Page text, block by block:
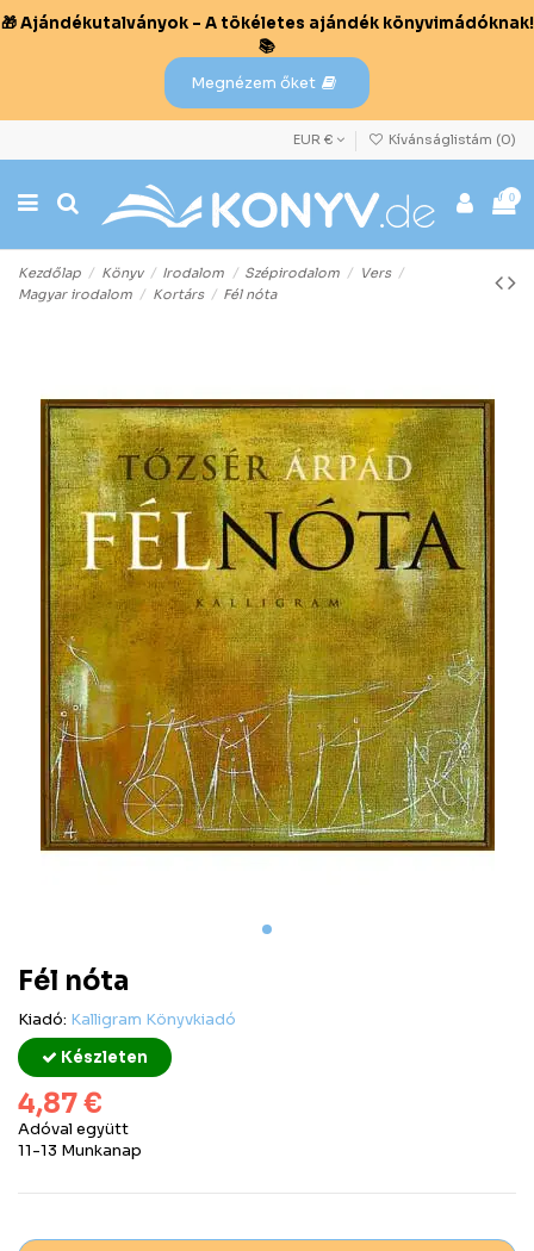
🎁 Ajándékutalványok – A tökéletes ajándék könyvimádóknak!
📚
Megnézem őket
EUR € Kívánságlistám (0)
0
Kezdőlap Könyv Irodalom Szépirodalom
Vers
Magyar irodalom
Kortárs Fél nóta
Fél nóta
Kiadó: Kalligram Könyvkiadó
Készleten
4,87 €
Adóval együtt
11-13 Munkanap